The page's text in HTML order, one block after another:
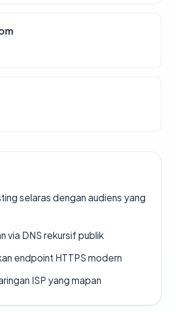
selaras dengan audiens yang
via DNS rekursif publik
endpoint HTTPS modern
ISP yang mapan